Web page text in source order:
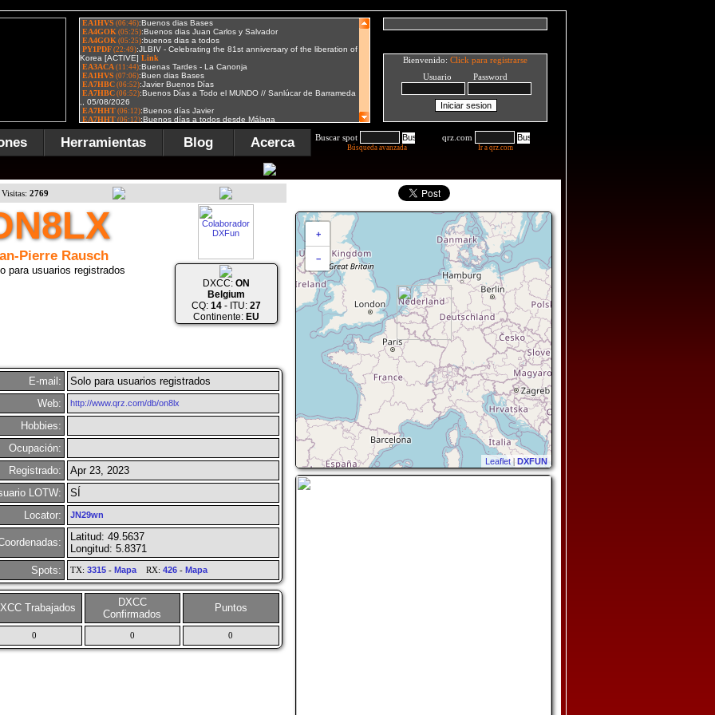
Bienvenido: Click para registrarse
Usuario Password
Herramientas Blog Acerca Buscar spot
Búsqueda avanzada
qrz.com
Ir a qrz.com
Visitas: 2769
+
−
Leaflet | DXFUN
Pierre Rausch
para usuarios registrados
DXCC: ON
Belgium
CQ: 14- ITU: 27
Continente: EU
E-mail:
Solo para usuarios registrados
Web:
http://www.qrz.com/db/on8lx
Hobbies:
Ocupación:
Registrado:
Apr 23, 2023
LOTW:
SÍ
Locator:
JN29wn
Latitud: 49.5637
Longitud: 5.8371
Spots:
TX: 3315- MapaRX: 426- Mapa
Trabajados
DXCC
Confirmados
Puntos
0 0 0